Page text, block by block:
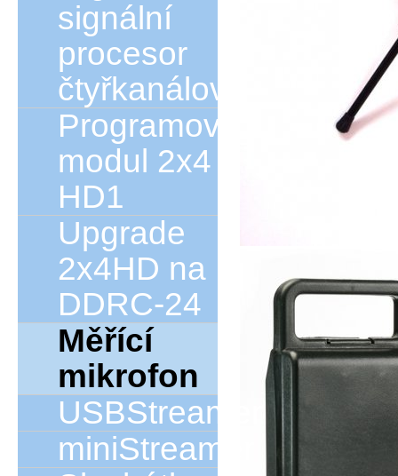
signální
procesor
čtyřkanálový
Programový
modul 2x4
HD1
Upgrade
2x4HD na
DDRC-24
Měřící
mikrofon
USBStreamer
miniStreamer